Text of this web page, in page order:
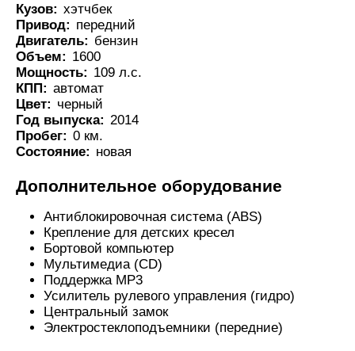
Кузов: хэтчбек
Привод: передний
Двигатель: бензин
Объем: 1600
Мощность: 109 л.с.
КПП: автомат
Цвет: черный
Год выпуска: 2014
Пробег: 0 км.
Состояние: новая
Дополнительное оборудование
Антиблокировочная система (ABS)
Крепление для детских кресел
Бортовой компьютер
Мультимедиа (CD)
Поддержка MP3
Усилитель рулевого управления (гидро)
Центральный замок
Электростеклоподъемники (передние)